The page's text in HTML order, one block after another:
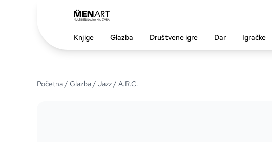
Knjige Glazba Društvene igre Dar Igračke
Početna/ Glazba/ Jazz/ A.R.C.